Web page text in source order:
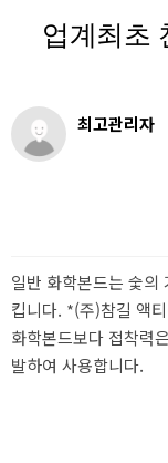
업계최초
최고관리자
일반 화학본드는 숯의
킵니다. *(주)참길 액
화학본드보다 접착력
발하여 사용합니다.